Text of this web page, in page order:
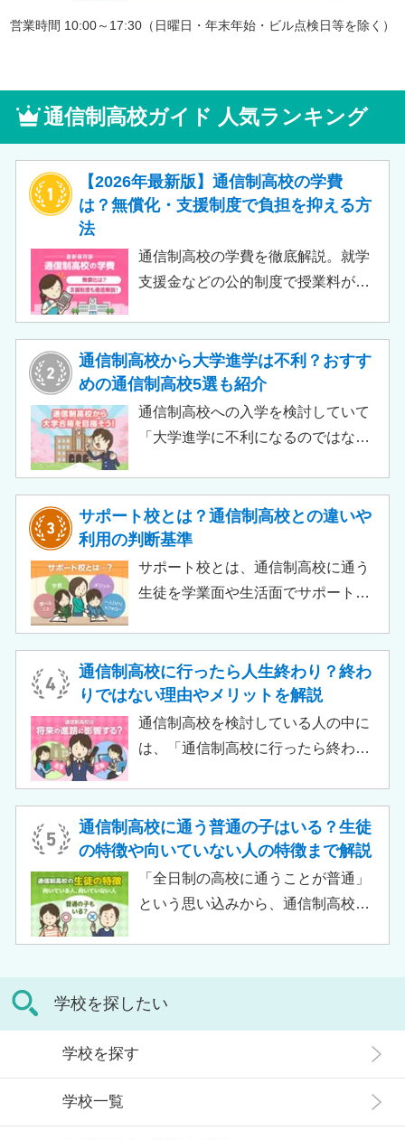
営業時間 10:00～17:30（日曜日・年末年始・ビル点検日等を除く）
通信制高校ガイド 人気ランキング
【2026年最新版】通信制高校の学費
は？無償化・支援制度で負担を抑える方
法
通信制高校の学費を徹底解説。就学
支援金などの公的制度で授業料が実
目安、申請時の注意点などをわかり
やすく解説します。費用負担を抑え
られるのでチェックしてみましょ
う。
通信制高校から大学進学は不利？おすす
めの通信制高校5選も紹介
通信制高校への入学を検討していて
「大学進学に不利になるのではない
のではないでしょうか。 結論とし
て、通信制高校に通っているからと
いって大学進学に不利になることは
ありません。中には、大学進学を想
格実績を豊富にもつ学校もありま
す。
サポート校とは？通信制高校との違いや
利用の判断基準
サポート校とは、通信制高校に通う
生徒を学業面や生活面でサポートす
め、サポート校のみでは高卒資格を
取得できません。 ただし、個別の学
習指導やスクールカウンセラーによ
る生活面での相談など手厚い支援が
でしょう。 この記事では、サポート
校の特徴や通信制高校との違い、メ
リット・デメリットについて解説し
ます。
通信制高校に行ったら人生終わり？終わ
りではない理由やメリットを解説
通信制高校を検討している人の中に
は、「通信制高校に行ったら終わ
がある人もいるのではないでしょう
か。 結論から言うと、通信制高校に
行ったからといって「人生終了」で
は決してありません。通信制高校で
の記事では、通信制高校に行くこと
せた高校選びについて解説します。
通信制高校に通う普通の子はいる？生徒
の特徴や向いていない人の特徴まで解説
「全日制の高校に通うことが普通」
という思い込みから、通信制高校へ
生徒」などが通う学校という、先入
観がある人もいるかもしれません。
増加傾向にあり、さまざまな生徒が
在籍しています。 この記事では、通
信制高校にはどのような生徒が通っ
学校を探したい
学校を探す
学校一覧